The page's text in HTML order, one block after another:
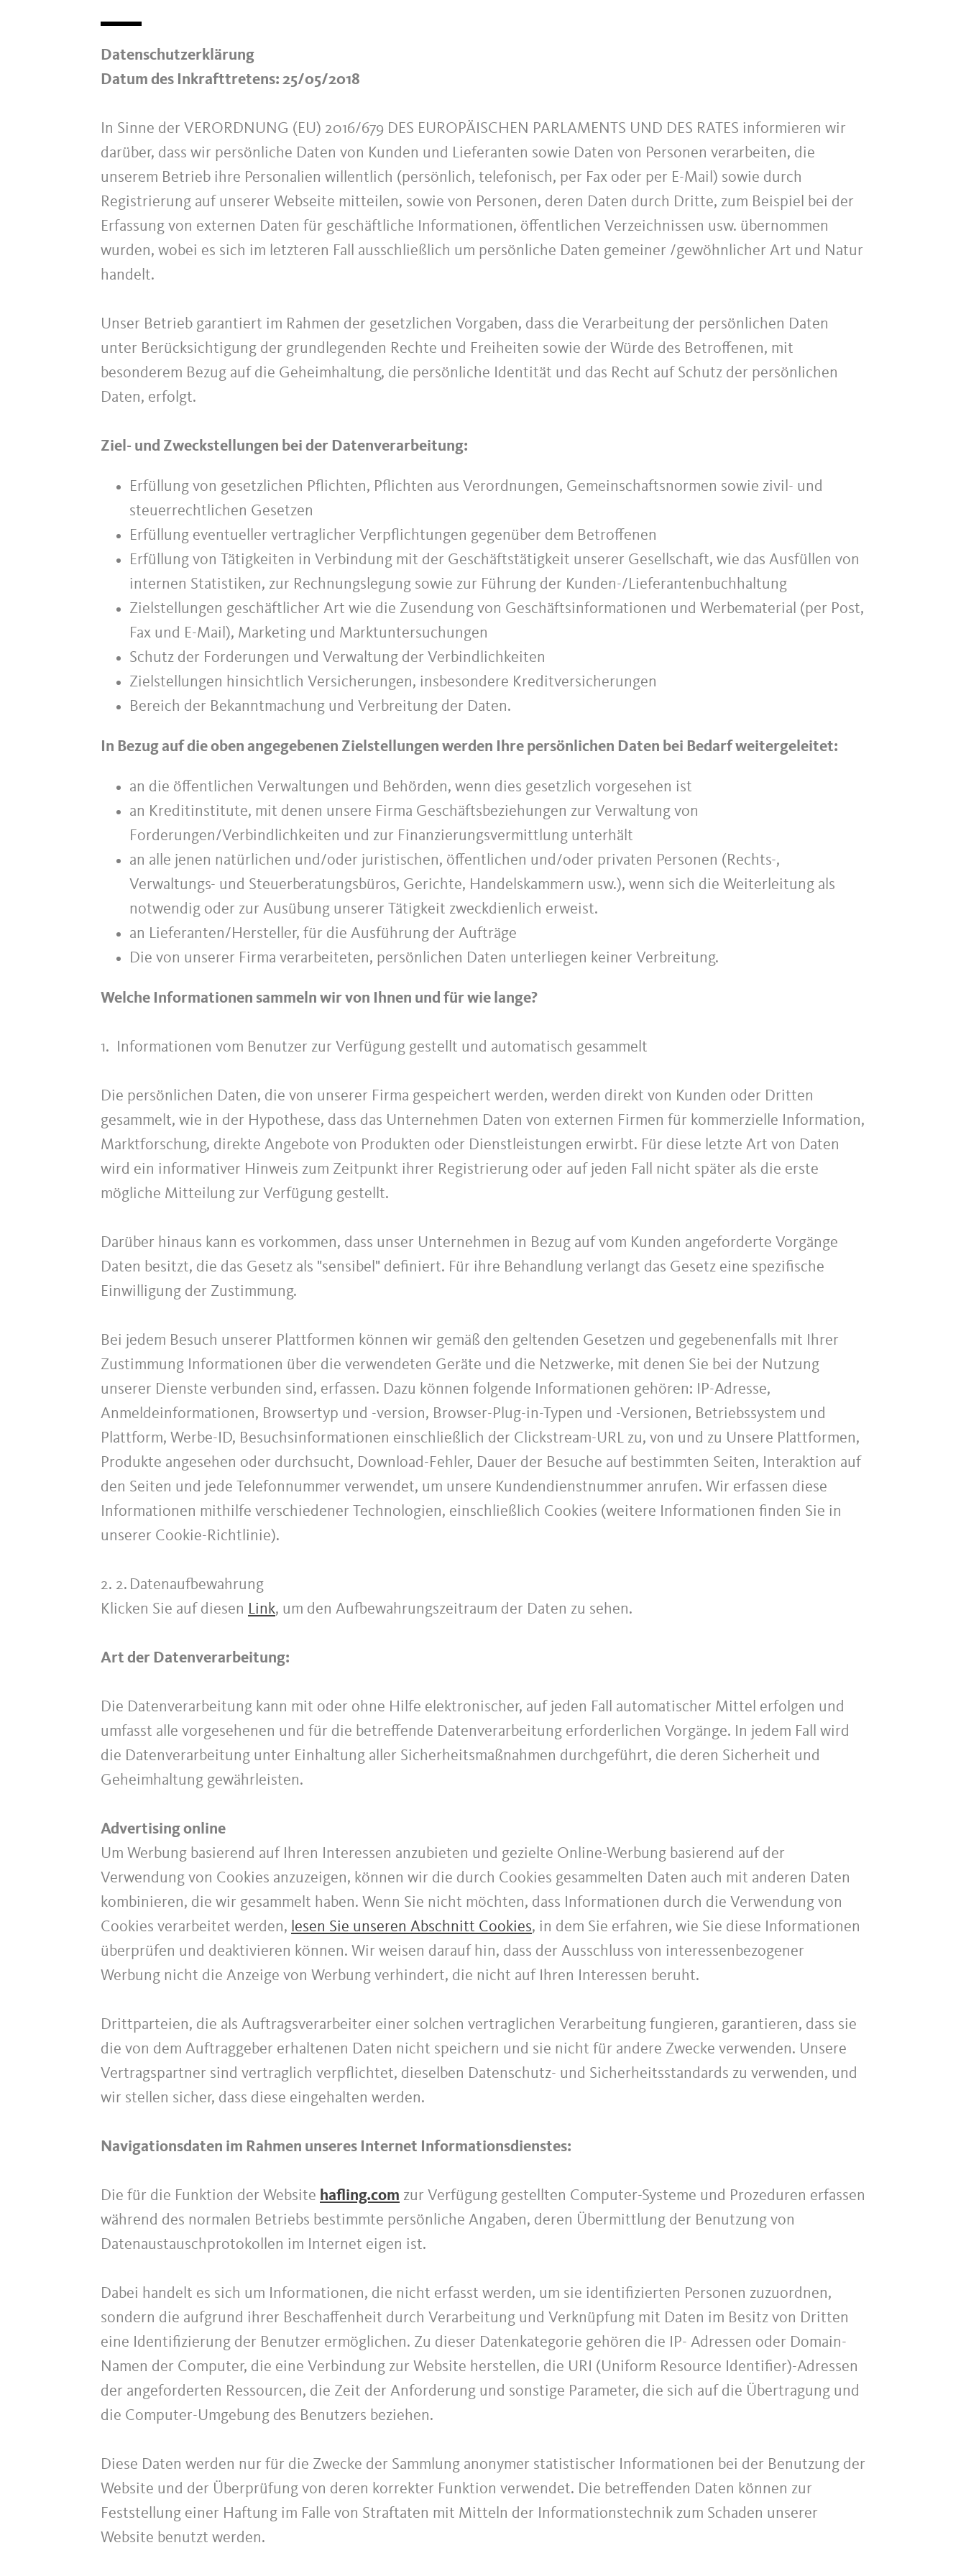
Datenschutzerklärung
Datum des Inkrafttretens: 25/05/2018
In Sinne der VERORDNUNG (EU) 2016/679 DES EUROPÄISCHEN PARLAMENTS UND DES RATES informieren wir
darüber, dass wir persönliche Daten von Kunden und Lieferanten sowie Daten von Personen verarbeiten, die
unserem Betrieb ihre Personalien willentlich (persönlich, telefonisch, per Fax oder per E-Mail) sowie durch
Registrierung auf unserer Webseite mitteilen, sowie von Personen, deren Daten durch Dritte, zum Beispiel bei der
Erfassung von externen Daten für geschäftliche Informationen, öffentlichen Verzeichnissen usw. übernommen
wurden, wobei es sich im letzteren Fall ausschließlich um persönliche Daten gemeiner /gewöhnlicher Art und Natur
handelt.
Unser Betrieb garantiert im Rahmen der gesetzlichen Vorgaben, dass die Verarbeitung der persönlichen Daten
unter Berücksichtigung der grundlegenden Rechte und Freiheiten sowie der Würde des Betroffenen, mit
besonderem Bezug auf die Geheimhaltung, die persönliche Identität und das Recht auf Schutz der persönlichen
Daten, erfolgt.
Ziel- und Zweckstellungen bei der Datenverarbeitung:
Erfüllung von gesetzlichen Pflichten, Pflichten aus Verordnungen, Gemeinschaftsnormen sowie zivil- und
steuerrechtlichen Gesetzen
Erfüllung eventueller vertraglicher Verpflichtungen gegenüber dem Betroffenen
Erfüllung von Tätigkeiten in Verbindung mit der Geschäftstätigkeit unserer Gesellschaft, wie das Ausfüllen von
internen Statistiken, zur Rechnungslegung sowie zur Führung der Kunden-/Lieferantenbuchhaltung
Zielstellungen geschäftlicher Art wie die Zusendung von Geschäftsinformationen und Werbematerial (per Post,
Fax und E-Mail), Marketing und Marktuntersuchungen
Schutz der Forderungen und Verwaltung der Verbindlichkeiten
Zielstellungen hinsichtlich Versicherungen, insbesondere Kreditversicherungen
Bereich der Bekanntmachung und Verbreitung der Daten.
In Bezug auf die oben angegebenen Zielstellungen werden Ihre persönlichen Daten bei Bedarf weitergeleitet:
an die öffentlichen Verwaltungen und Behörden, wenn dies gesetzlich vorgesehen ist
an Kreditinstitute, mit denen unsere Firma Geschäftsbeziehungen zur Verwaltung von
Forderungen/Verbindlichkeiten und zur Finanzierungsvermittlung unterhält
an alle jenen natürlichen und/oder juristischen, öffentlichen und/oder privaten Personen (Rechts-,
Verwaltungs- und Steuerberatungsbüros, Gerichte, Handelskammern usw.), wenn sich die Weiterleitung als
notwendig oder zur Ausübung unserer Tätigkeit zweckdienlich erweist.
an Lieferanten/Hersteller, für die Ausführung der Aufträge
Die von unserer Firma verarbeiteten, persönlichen Daten unterliegen keiner Verbreitung.
Welche Informationen sammeln wir von Ihnen und für wie lange?
1. Informationen vom Benutzer zur Verfügung gestellt und automatisch gesammelt
Die persönlichen Daten, die von unserer Firma gespeichert werden, werden direkt von Kunden oder Dritten
gesammelt, wie in der Hypothese, dass das Unternehmen Daten von externen Firmen für kommerzielle Information,
Marktforschung, direkte Angebote von Produkten oder Dienstleistungen erwirbt. Für diese letzte Art von Daten
wird ein informativer Hinweis zum Zeitpunkt ihrer Registrierung oder auf jeden Fall nicht später als die erste
mögliche Mitteilung zur Verfügung gestellt.
Darüber hinaus kann es vorkommen, dass unser Unternehmen in Bezug auf vom Kunden angeforderte Vorgänge
Daten besitzt, die das Gesetz als "sensibel" definiert. Für ihre Behandlung verlangt das Gesetz eine spezifische
Einwilligung der Zustimmung.
Bei jedem Besuch unserer Plattformen können wir gemäß den geltenden Gesetzen und gegebenenfalls mit Ihrer
Zustimmung Informationen über die verwendeten Geräte und die Netzwerke, mit denen Sie bei der Nutzung
unserer Dienste verbunden sind, erfassen. Dazu können folgende Informationen gehören: IP-Adresse,
Anmeldeinformationen, Browsertyp und -version, Browser-Plug-in-Typen und -Versionen, Betriebssystem und
Plattform, Werbe-ID, Besuchsinformationen einschließlich der Clickstream-URL zu, von und zu Unsere Plattformen,
Produkte angesehen oder durchsucht, Download-Fehler, Dauer der Besuche auf bestimmten Seiten, Interaktion auf
den Seiten und jede Telefonnummer verwendet, um unsere Kundendienstnummer anrufen. Wir erfassen diese
Informationen mithilfe verschiedener Technologien, einschließlich Cookies (weitere Informationen finden Sie in
unserer Cookie-Richtlinie).
2. 2. Datenaufbewahrung
Klicken Sie auf diesen Link, um den Aufbewahrungszeitraum der Daten zu sehen.
Art der Datenverarbeitung:
Die Datenverarbeitung kann mit oder ohne Hilfe elektronischer, auf jeden Fall automatischer Mittel erfolgen und
umfasst alle vorgesehenen und für die betreffende Datenverarbeitung erforderlichen Vorgänge. In jedem Fall wird
die Datenverarbeitung unter Einhaltung aller Sicherheitsmaßnahmen durchgeführt, die deren Sicherheit und
Geheimhaltung gewährleisten.
Advertising online
Um Werbung basierend auf Ihren Interessen anzubieten und gezielte Online-Werbung basierend auf der
Verwendung von Cookies anzuzeigen, können wir die durch Cookies gesammelten Daten auch mit anderen Daten
kombinieren, die wir gesammelt haben. Wenn Sie nicht möchten, dass Informationen durch die Verwendung von
Cookies verarbeitet werden, lesen Sie unseren Abschnitt Cookies, in dem Sie erfahren, wie Sie diese Informationen
überprüfen und deaktivieren können. Wir weisen darauf hin, dass der Ausschluss von interessenbezogener
Werbung nicht die Anzeige von Werbung verhindert, die nicht auf Ihren Interessen beruht.
Drittparteien, die als Auftragsverarbeiter einer solchen vertraglichen Verarbeitung fungieren, garantieren, dass sie
die von dem Auftraggeber erhaltenen Daten nicht speichern und sie nicht für andere Zwecke verwenden. Unsere
Vertragspartner sind vertraglich verpflichtet, dieselben Datenschutz- und Sicherheitsstandards zu verwenden, und
wir stellen sicher, dass diese eingehalten werden.
Navigationsdaten im Rahmen unseres Internet Informationsdienstes:
Die für die Funktion der Website hafling.com zur Verfügung gestellten Computer-Systeme und Prozeduren erfassen
während des normalen Betriebs bestimmte persönliche Angaben, deren Übermittlung der Benutzung von
Datenaustauschprotokollen im Internet eigen ist.
Dabei handelt es sich um Informationen, die nicht erfasst werden, um sie identifizierten Personen zuzuordnen,
sondern die aufgrund ihrer Beschaffenheit durch Verarbeitung und Verknüpfung mit Daten im Besitz von Dritten
eine Identifizierung der Benutzer ermöglichen. Zu dieser Datenkategorie gehören die IP- Adressen oder Domain-
Namen der Computer, die eine Verbindung zur Website herstellen, die URI (Uniform Resource Identifier)-Adressen
der angeforderten Ressourcen, die Zeit der Anforderung und sonstige Parameter, die sich auf die Übertragung und
die Computer-Umgebung des Benutzers beziehen.
Diese Daten werden nur für die Zwecke der Sammlung anonymer statistischer Informationen bei der Benutzung der
Website und der Überprüfung von deren korrekter Funktion verwendet. Die betreffenden Daten können zur
Feststellung einer Haftung im Falle von Straftaten mit Mitteln der Informationstechnik zum Schaden unserer
Website benutzt werden.